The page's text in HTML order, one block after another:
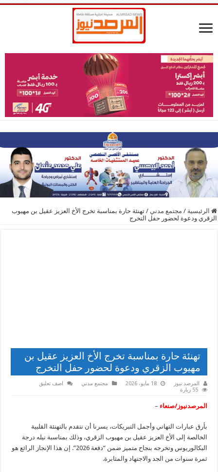
الرئيسية / مجتمع مدني / تهنئة حارة بمناسبة تخرج الأخ العزيز عقيل بن مهيوب
الزقري ودعوة لحضور حفل التخرج
تهنئة حارة بمناسبة تخرج الأخ العزيز عقيل بن
مهيوب الزقري ودعوة لحضور حفل التخرج
المرصد نيوز 18 مايو، 2026 مجتمع مدني
اضف تعليق
55 زيارة
المرصدنيوز/صنعاء –
​بأرق عبارات التهاني وأجمل التبريكات، يسرنا أن نتقدم بالتهنئة القلبية
الخالصة إلى الأخ العزيز عقيل بن مهيوب الزقري، وذلك بمناسبة نيله درجة
البكالوريوس وتخرجه بنجاح متميز ضمن “دفعة 2026”. إن هذا الإنجاز الرائع هو
ثمرة سنوات من الجد والاجتهاد والمثابرة.